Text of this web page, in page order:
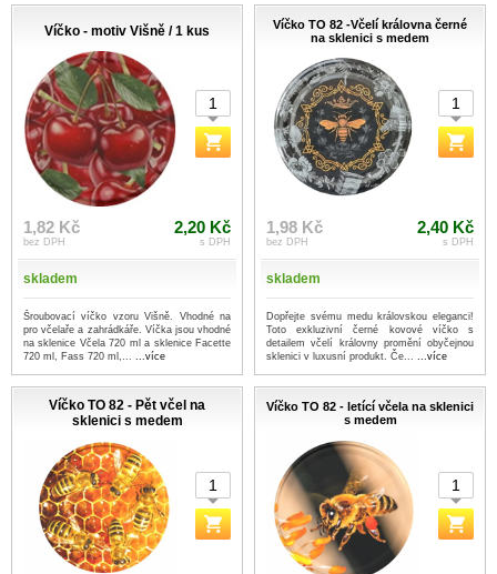
Víčko - motiv Višně / 1 kus
1,82 Kč
bez DPH
2,20 Kč
s DPH
skladem
Šroubovací víčko vzoru Višně. Vhodné na
pro včelaře a zahrádkáře. Víčka jsou vhodné
na sklenice Včela 720 ml a sklenice Facette
720 ml, Fass 720 ml,... ...více
Víčko TO 82 -Včelí královna černé
na sklenici s medem
1,98 Kč
bez DPH
2,40 Kč
s DPH
skladem
Dopřejte svému medu královskou eleganci!
Toto exkluzivní černé kovové víčko s
detailem včelí královny promění obyčejnou
sklenici v luxusní produkt. Če... ...více
Víčko TO 82 - Pět včel na
sklenici s medem
Víčko TO 82 - letící včela na sklenici
s medem